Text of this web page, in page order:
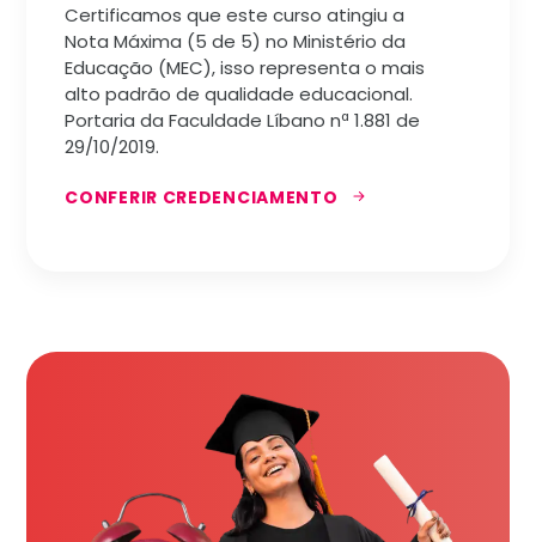
Certificamos que este curso atingiu a
Nota Máxima (5 de 5) no Ministério da
Educação (MEC), isso representa o mais
alto padrão de qualidade educacional.
Portaria da Faculdade Líbano nª 1.881 de
29/10/2019.
CONFERIR CREDENCIAMENTO